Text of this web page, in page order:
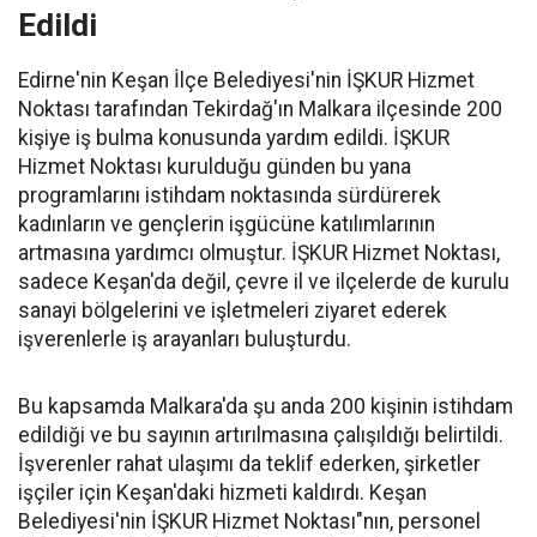
Edildi
Edirne'nin Keşan İlçe Belediyesi'nin İŞKUR Hizmet
Noktası tarafından Tekirdağ'ın Malkara ilçesinde 200
kişiye iş bulma konusunda yardım edildi. İŞKUR
Hizmet Noktası kurulduğu günden bu yana
programlarını istihdam noktasında sürdürerek
kadınların ve gençlerin işgücüne katılımlarının
artmasına yardımcı olmuştur. İŞKUR Hizmet Noktası,
sadece Keşan'da değil, çevre il ve ilçelerde de kurulu
sanayi bölgelerini ve işletmeleri ziyaret ederek
işverenlerle iş arayanları buluşturdu.
Bu kapsamda Malkara'da şu anda 200 kişinin istihdam
edildiği ve bu sayının artırılmasına çalışıldığı belirtildi.
İşverenler rahat ulaşımı da teklif ederken, şirketler
işçiler için Keşan'daki hizmeti kaldırdı. Keşan
Belediyesi'nin İŞKUR Hizmet Noktası"nın, personel